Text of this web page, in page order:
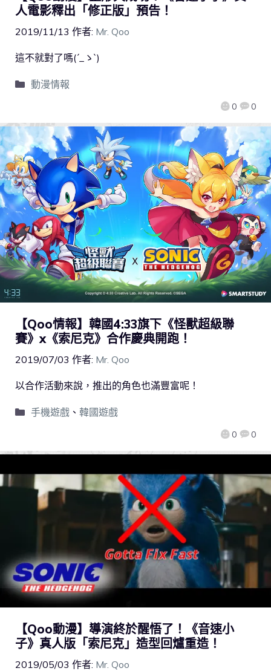
人電影釋出「修正版」預告！
2019/11/13 作者: Mr. Qoo
0 0
這不就對了嗎(´_ゝ`)
動漫情報
【Qoo情報】韓國4:33旗下《怪獸超級聯
賽》x《索尼克》合作慶典開跑！
2019/07/03 作者: Mr. Qoo
0 0
以合作活動來說，推出的角色也滿豐富呢！
手機遊戲、 韓國遊戲
【Qoo動漫】導演終於醒悟了！《音速小
子》真人版「索尼克」造型回爐重造！
2019/05/03 作者: Mr. Qoo